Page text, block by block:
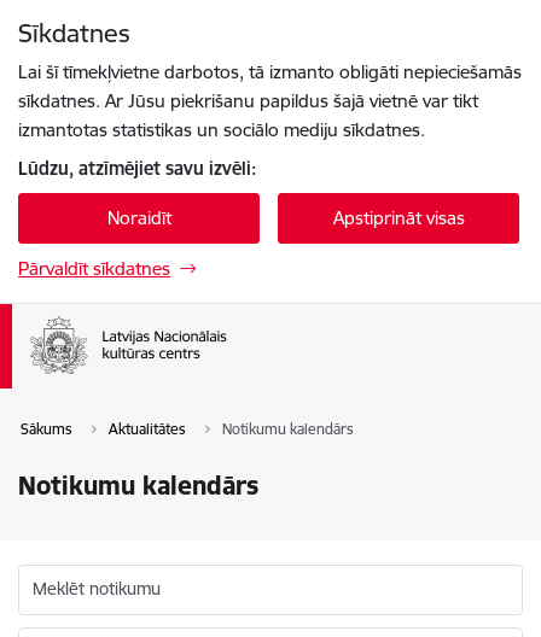
Sīkdatnes
Lai šī tīmekļvietne darbotos, tā izmanto obligāti nepieciešamās
sīkdatnes. Ar Jūsu piekrišanu papildus šajā vietnē var tikt
izmantotas statistikas un sociālo mediju sīkdatnes.
Lūdzu, atzīmējiet savu izvēli:
Noraidīt Apstiprināt visas
Pārvaldīt sīkdatnes
Sākums Aktualitātes Notikumu kalendārs
Notikumu kalendārs
Meklēt notikumu